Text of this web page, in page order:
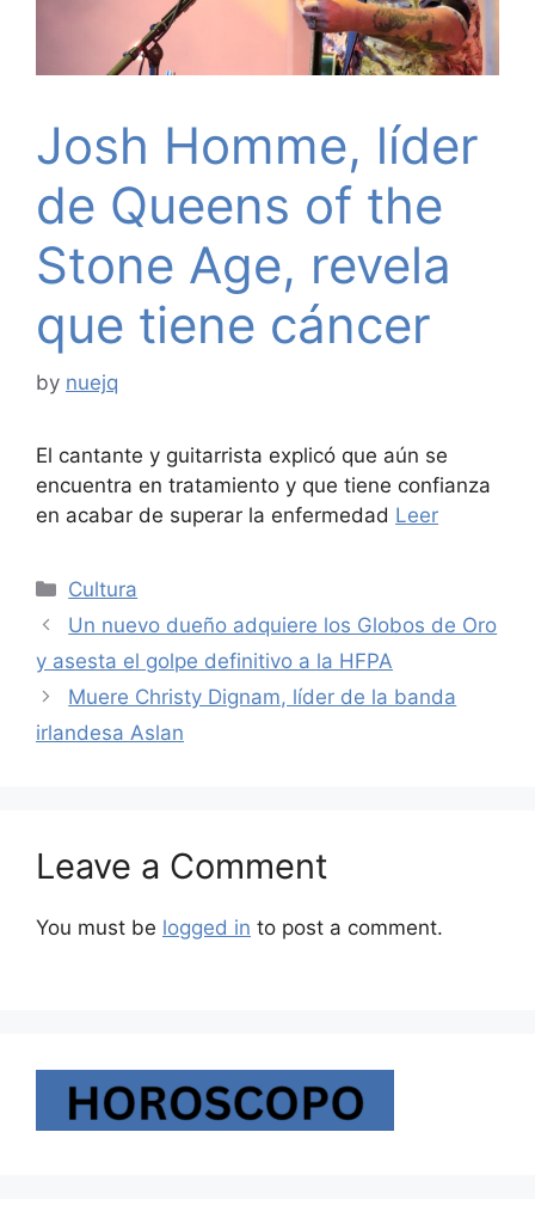
Josh Homme, líder
de Queens of the
Stone Age, revela
que tiene cáncer
by nuejq
El cantante y guitarrista explicó que aún se
encuentra en tratamiento y que tiene confianza
en acabar de superar la enfermedad Leer
Categories
Cultura
Un nuevo dueño adquiere los Globos de Oro
y asesta el golpe definitivo a la HFPA
Muere Christy Dignam, líder de la banda
irlandesa Aslan
Leave a Comment
You must be logged in to post a comment.